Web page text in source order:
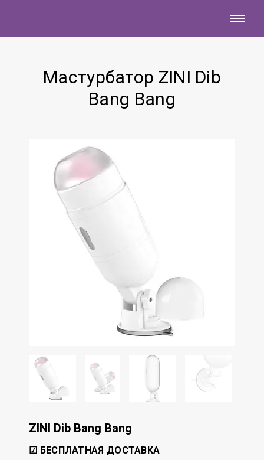
Мастурбатор ZINI Dib
Bang Bang
ZINI Dib Bang Bang
☑ БЕСПЛАТНАЯ ДОСТАВКА